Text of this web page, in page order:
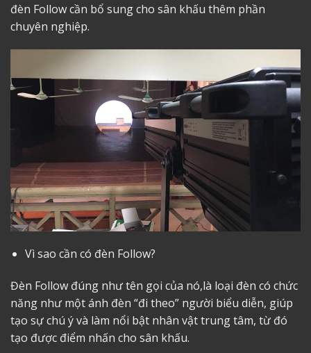
đèn Follow cần bổ sung cho sân khấu thêm phần
chuyên nghiệp.
Vì sao cần có đèn Follow?
Đèn Follow đúng như tên gọi của nó,là loại đèn có chức
năng như một ánh đèn “đi theo” người biểu diễn, giúp
tạo sự chú ý và làm nổi bật nhân vật trung tâm, từ đó
tạo được điểm nhấn cho sân khấu.